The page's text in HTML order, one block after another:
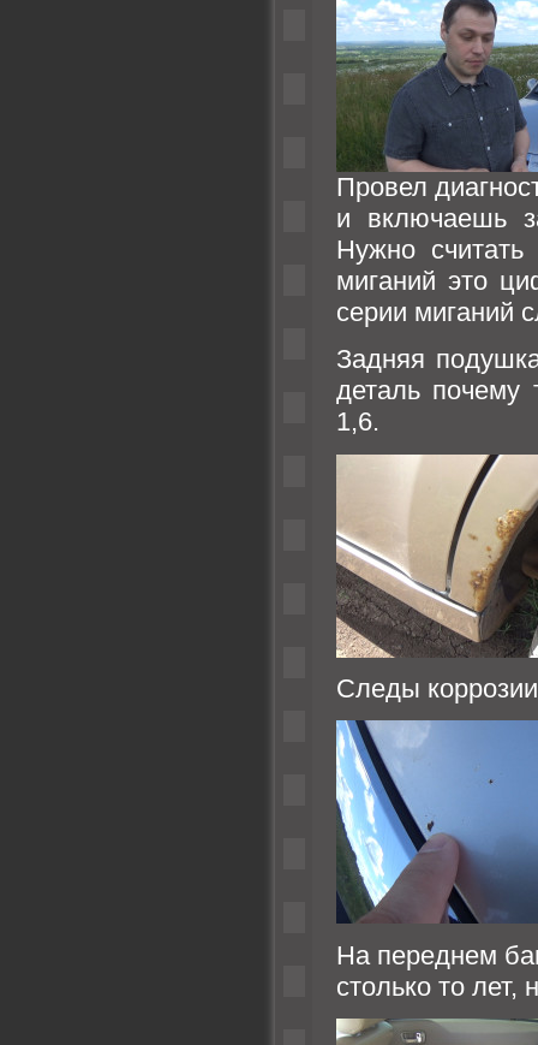
Провел
и включаешь
Нужно считать
миганий это
серии миганий
Задняя
деталь почему
1,6.
Следы
На переднем
столько то